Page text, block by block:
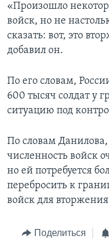
«Произошло
войск, но не
сказать: вот, это
добавил он.
По его словам,
600 тысяч солдат у
ситуацию под
По словам
численность войск
но ей потребуется
перебросить к
войск для
Поделиться